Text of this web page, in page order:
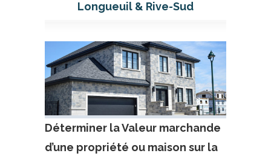
Longueuil & Rive-Sud
Déterminer la Valeur marchande
d’une propriété ou maison sur la